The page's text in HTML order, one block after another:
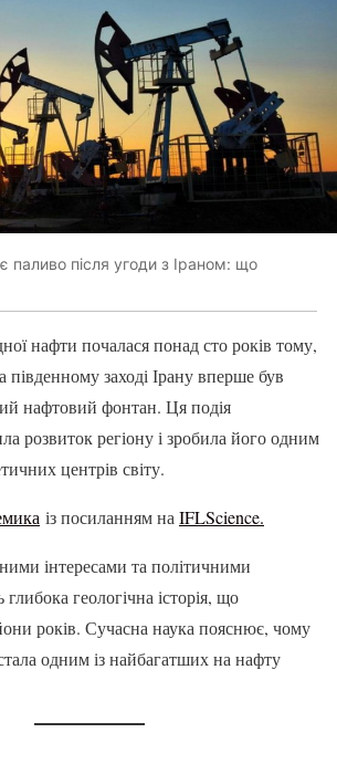
паливо після угоди з Іраном: що
нафти почалася понад сто років тому,
південному заході Ірану вперше був
нафтовий фонтан. Ця подія
розвиток регіону і зробила його одним
центрів світу.
із посиланням на IFLScience.
інтересами та політичними
глибока геологічна історія, що
років. Сучасна наука пояснює, чому
одним із найбагатших на нафту